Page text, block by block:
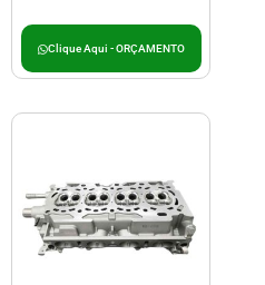
Clique Aqui - ORÇAMENTO